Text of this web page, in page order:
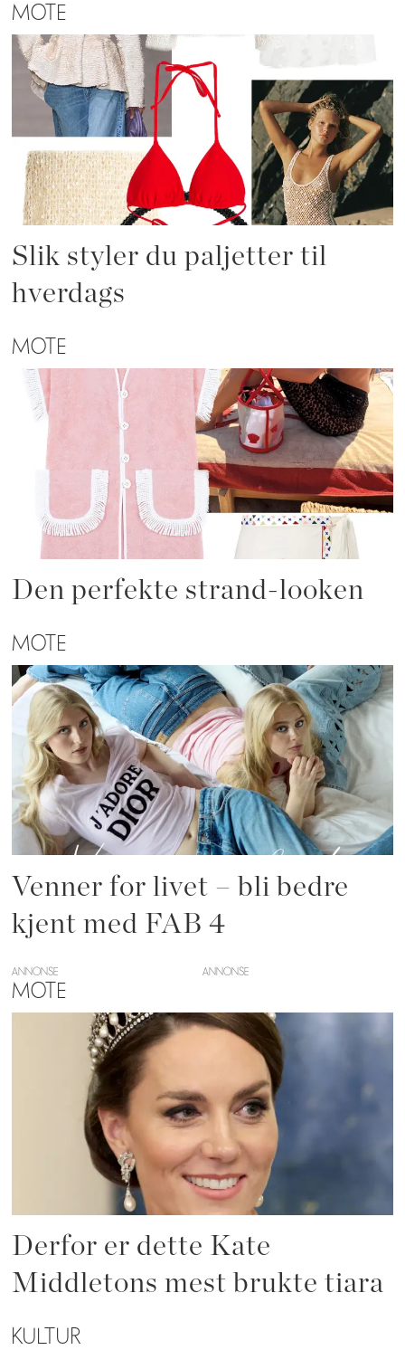
MOTE
Slik styler du paljetter til
hverdags
MOTE
Den perfekte strand-looken
MOTE
Venner for livet – bli bedre
kjent med FAB 4
ANNONSE
MOTE
Derfor er dette Kate
Middletons mest brukte tiara
KULTUR